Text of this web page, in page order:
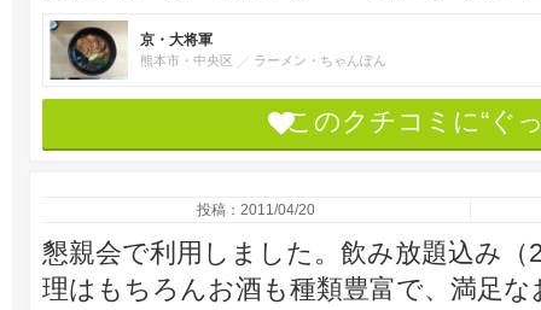
京・大将軍
熊本市・中央区 ラーメン・ちゃんぽん
このクチコミに“ぐ
投稿：2011/04/20
懇親会で利用しました。飲み放題込み
理はもちろんお酒も種類豊富で、満足